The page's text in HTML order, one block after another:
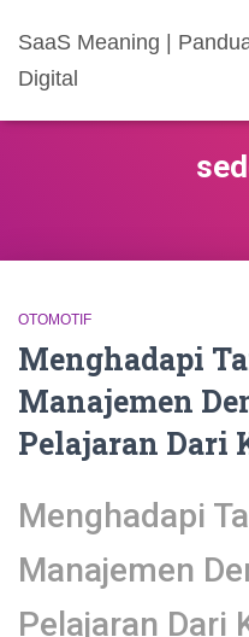
SaaS Meaning |
Digital
OTOMOTIF
Menghadapi
Manajemen
Pelajaran Dari
Menghadapi
Manajemen
Pelajaran Dari